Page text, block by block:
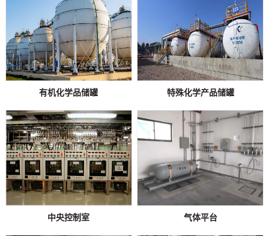
有机化学品储罐 特殊化学产品储罐
中央控制室 气体平台